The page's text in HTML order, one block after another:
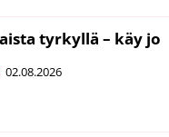
tyrkyllä – käy jo
02.08.2026